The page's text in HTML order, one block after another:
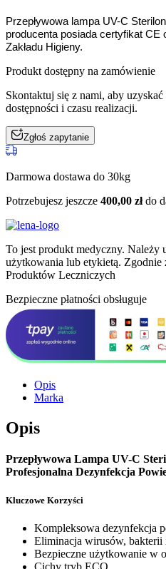
Przepływowa lampa UV-C
producenta posiada certyfikat CE
Zakładu Higieny.
Produkt dostępny na zamówienie
Skontaktuj się z nami, aby
dostępności i czasu realizacji.
Zgłoś zapytanie
Darmowa dostawa do 30kg
Potrzebujesz jeszcze 400,00 złdo
To jest produkt medyczny. Należy
użytkowania lub etykietą. Zgodnie
Produktów Leczniczych
Bezpieczne płatności obsługuje
Opis
Marka
Opis
Przepływowa Lampa UV-C
Profesjonalna Dezynfekcja
Kluczowe Korzyści
Kompleksowa dezynfekcja
Eliminacja wirusów,
Bezpieczne użytkowanie w
Cichy tryb ECO